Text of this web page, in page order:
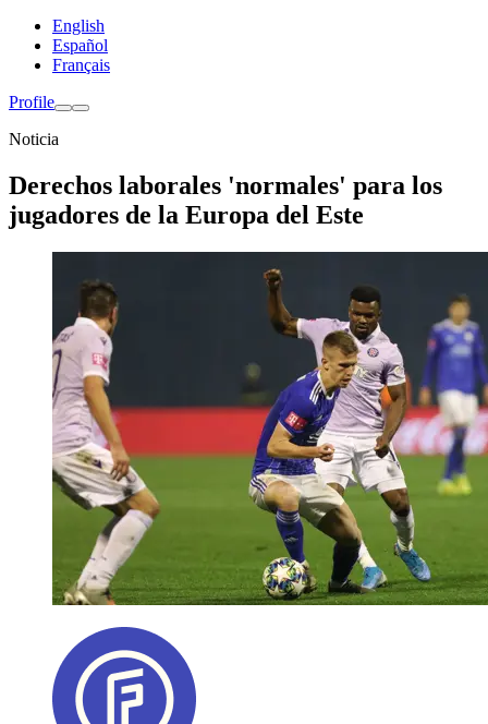
English
Español
Français
Profile
Noticia
Derechos laborales 'normales' para los
jugadores de la Europa del Este